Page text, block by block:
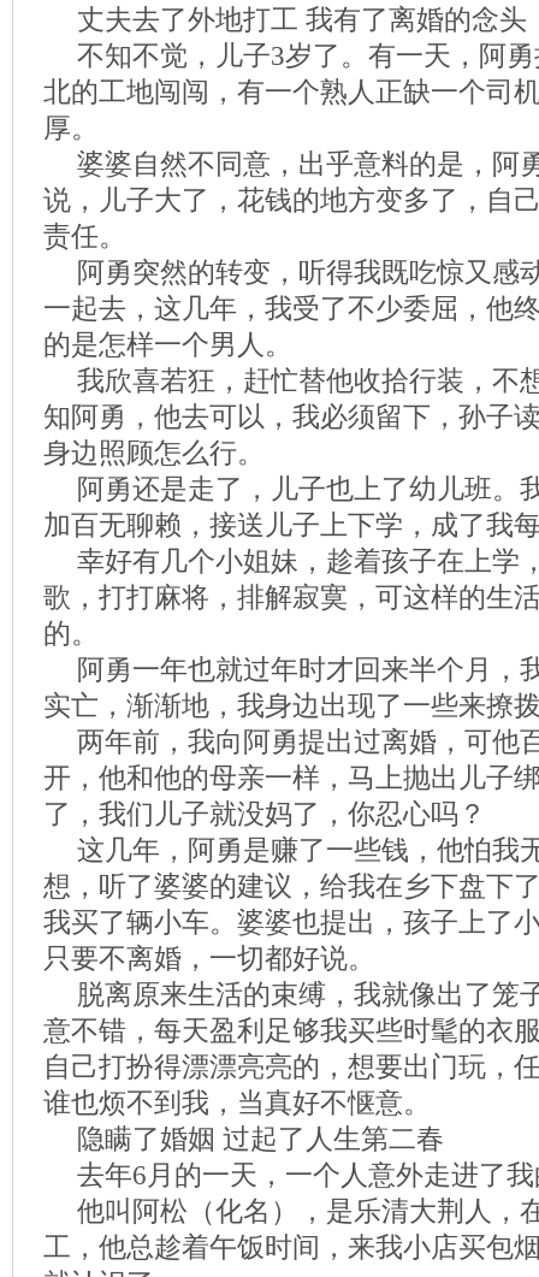
丈夫去了外地打工 我有了离婚的念头
不知不觉，儿子3岁了。有一天，阿
北的工地闯闯，有一个熟人正缺一个司
厚。
婆婆自然不同意，出乎意料的是，阿
说，儿子大了，花钱的地方变多了，自
责任。
阿勇突然的转变，听得我既吃惊又感
一起去，这几年，我受了不少委屈，他
的是怎样一个男人。
我欣喜若狂，赶忙替他收拾行装，不
知阿勇，他去可以，我必须留下，孙子
身边照顾怎么行。
阿勇还是走了，儿子也上了幼儿班。
加百无聊赖，接送儿子上下学，成了我
幸好有几个小姐妹，趁着孩子在上学
歌，打打麻将，排解寂寞，可这样的生
的。
阿勇一年也就过年时才回来半个月，
实亡，渐渐地，我身边出现了一些来撩
两年前，我向阿勇提出过离婚，可他
开，他和他的母亲一样，马上抛出儿子
了，我们儿子就没妈了，你忍心吗？
这几年，阿勇是赚了一些钱，他怕我
想，听了婆婆的建议，给我在乡下盘下
我买了辆小车。婆婆也提出，孩子上了
只要不离婚，一切都好说。
脱离原来生活的束缚，我就像出了笼
意不错，每天盈利足够我买些时髦的衣
自己打扮得漂漂亮亮的，想要出门玩，
谁也烦不到我，当真好不惬意。
隐瞒了婚姻 过起了人生第二春
去年6月的一天，一个人意外走进了
他叫阿松（化名），是乐清大荆人，
工，他总趁着午饭时间，来我小店买包